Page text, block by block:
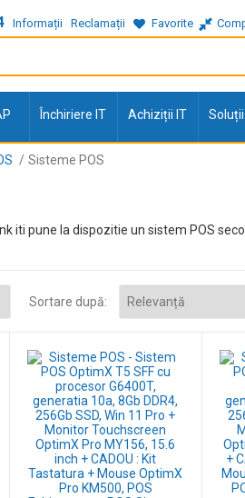
Informații Reclamații Favorite
Închiriere IT Achiziții IT
Sisteme POS
iti pune la dispozitie un sistem POS
Sortare după: